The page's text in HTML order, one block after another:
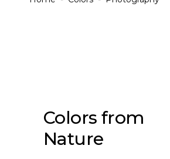
Colors from
Nature